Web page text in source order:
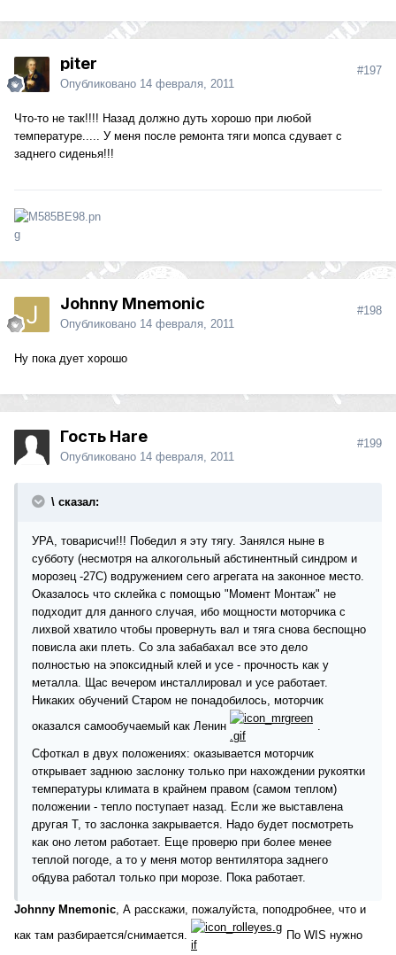
piter
Опубликовано 14 февраля, 2011
#197
Что-то не так!!!! Назад должно дуть хорошо при любой
температуре..... У меня после ремонта тяги мопса сдувает с
заднего сиденья!!!
Johnny Mnemonic
Опубликовано 14 февраля, 2011
#198
Ну пока дует хорошо
Гость Hare
Опубликовано 14 февраля, 2011
#199
\ сказал:
УРА, товарисчи!!! Победил я эту тягу. Занялся ныне в
субботу (несмотря на алкогольный абстинентный синдром и
морозец -27С) водружением сего агрегата на законное место.
Оказалось что склейка с помощью "Момент Монтаж" не
подходит для данного случая, ибо мощности моторчика с
лихвой хватило чтобы провернуть вал и тяга снова беспощно
повисла аки плеть. Со зла забабахал все это дело
полностью на эпоксидный клей и усе - прочность как у
металла. Щас вечером инсталлировал и усе работает.
Никаких обучений Старом не понадобилось, моторчик
оказался самообучаемый как Ленин
.
Сфоткал в двух положениях: оказывается моторчик
открывает заднюю заслонку только при нахождении рукоятки
температуры климата в крайнем правом (самом теплом)
положении - тепло поступает назад. Если же выставлена
другая Т, то заслонка закрывается. Надо будет посмотреть
как оно летом работает. Еще проверю при более менее
теплой погоде, а то у меня мотор вентилятора заднего
обдува работал только при морозе. Пока работает.
Johnny Mnemonic, А расскажи, пожалуйста, поподробнее, что и
как там разбирается/снимается.
По WIS нужно